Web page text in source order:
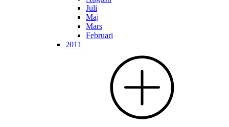
Juli
Maj
Mars
Februari
2011